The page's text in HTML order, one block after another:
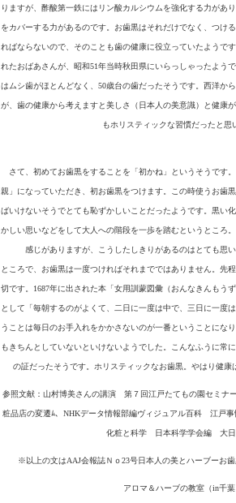
りますが、酢酸第一鉄にはリン酸カルシウムを強化する力があ
をカバーする力があるのです。お歯黒はそれだけでなく、つけ
ればならないので、そのことも歯の健康に役立っていたようで
れたおばあさんが、昭和51年当時秋田県にいらっしゃったよう
はムシ歯がほとんどなく、50歳台の歯だったそうです。西洋か
が、歯の健康から考えますと美しさ（日本人の美意識）と健康
もホリスティックな習慣だったと思
さて、初めてお歯黒をすることを「初かね」というそうです
親」になっていただき、初お歯黒をつけます。この時使うお歯
ばいけないそうでとても恥ずかしいことだったようです。黒い
かしい思いなどをして大人への階段を一歩を踏むというところ
感じがありますが、こうしたしきりがあるのはとても思
ところで、お歯黒は一度つければそれまでではありません。先
切です。1687年に出された本「女用訓蒙図彙（おんなきんもう
として「毎朝するのがよくて、二日に一度は中で、三日に一度
うことは毎日のお手入れをかかさないのが一番ということにな
もきちんとしていないといけないようでした。こんなふうに常
の証だったそうです。ホリスティックなお歯黒。やはり健康
参照文献：山村博美さんの講演 第７回江戸たてもの園セミナ
粧品店の変遷ﾑ、NHKデータ情報部編ヴィジュアル百科 江戸
化粧と科学 日本科学学会編 大日
※以上の文はAAJ会報誌Ｎｏ23号日本人の美とハーブーお
アロマ＆ハーブの教室（in千